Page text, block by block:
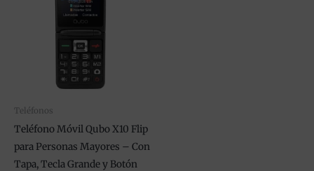
Teléfonos
Teléfono Móvil Qubo X10 Flip
para Personas Mayores – Con
Tapa, Tecla Grande y Botón